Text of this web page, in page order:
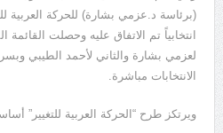
(برئاسة د.عزمي بشارة) للحركة العربية
انتخابياً تم الاتفاق عليه وحصلت
لعزمي بشارة والثاني لأحمد الطيبي
الانتخابات مباشرة.
ويرتكز طرح “الحركة العربية للتغيير”